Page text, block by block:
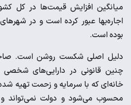
میانگین افزایش قیمت‌ها در کل
اجاره‌بها عبور کرده است و در
بوده است.
دلیل اصلی شکست روشن است.
چنین قانونی در دارایی‌های شخصی
خانه‌ای که با سرمایه و زحمت تهیه
محسوب می‌شود و دولت نمی‌تواند